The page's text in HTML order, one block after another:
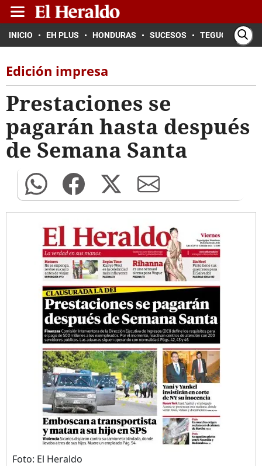
INICIO EH PLUS HONDURAS SUCESOS TEGUCIGALPA
Edición impresa
Prestaciones se
pagarán hasta después
de Semana Santa
Foto: El Heraldo